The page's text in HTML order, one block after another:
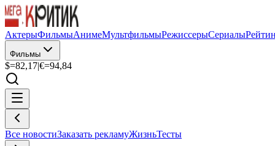
АктерыФильмыАнимеМультфильмыРежиссерыСериалы
Фильмы
$=82,17|€=94,84
Все новостиЗаказать рекламуЖизньТесты